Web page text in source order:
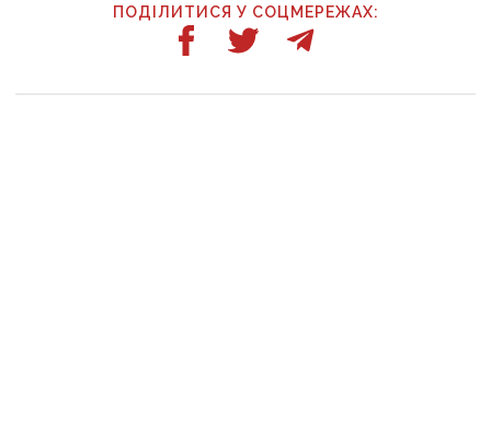
ПОДІЛИТИСЯ У СОЦМЕРЕЖАХ: